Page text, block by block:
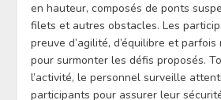
en hauteur, composés de ponts
filets et autres obstacles. Les
preuve d’agilité, d’équilibre et
pour surmonter les défis proposés.
l’activité, le personnel surveille
participants pour assurer leur